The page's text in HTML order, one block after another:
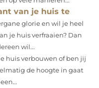
van je huis te
glorie en wil je heel
je huis verfraaien? Dan
wil...
huis verbouwen of ben jij
de hoogte in gaat